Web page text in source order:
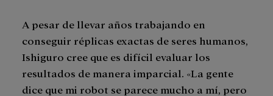
A pesar de llevar años trabajando en
conseguir réplicas exactas de seres humanos,
Ishiguro cree que es difícil evaluar los
resultados de manera imparcial. «La gente
dice que mi robot se parece mucho a mí, pero